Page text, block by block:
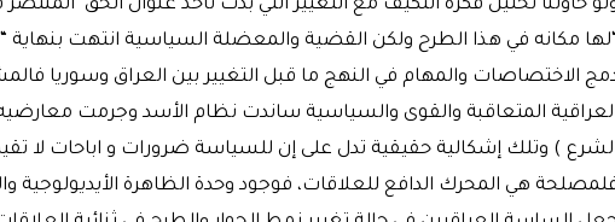
حاولنا تحليل فكرة التكيف مع التغيير التي بدت تأخذ عنوان الحق
مكانه في هذا الطرح ولكن القضية والمعضلة السياسية انتهت بنهاية
الاختصاصات والمهام في النهج ما قبل التغيير بين العراق وسوريا
المتعاقبة والقوى والسياسية ساندت نظام الأسد وجرمت
) وتلك إشكالية حقيقية تدل على إن للسياسة ضرورات و اباحات لا
هي المحرك الدافع للعلاقات، فوجود وحدة الظاهرة الأيديولوجية